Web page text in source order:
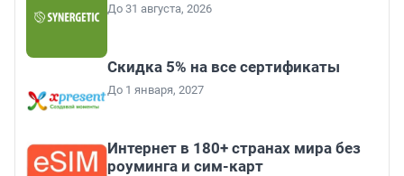
До 31 августа, 2026
Скидка 5% на все сертификаты
До 1 января, 2027
Интернет в 180+ странах мира без
роуминга и сим-карт